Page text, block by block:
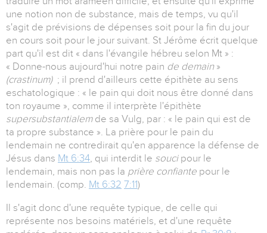
une notion non de substance, mais de temps, vu qu'il
s'agit de prévisions de dépenses soit pour la fin du jour
en cours soit pour le jour suivant. St Jérôme écrit quelque
part qu'il est dit « dans l'évangile hébreu selon Mt » :
« Donne-nous aujourd'hui notre pain de demain»
(crastinum) ; il prend d'ailleurs cette épithète au sens
eschatologique : « le pain qui doit nous être donné dans
ton royaume », comme il interprète l'épithète
supersubstantialem de sa Vulg, par : « le pain qui est de
ta propre substance ». La prière pour le pain du
lendemain ne contredirait qu'en apparence la défense de
Jésus dans Mt 6:34, qui interdit le souci pour le
lendemain, mais non pas la prière confiante pour le
lendemain. (comp. Mt 6:32 7:11)
Il s'agit donc d'une requête typique, de celle qui
représente nos besoins matériels, et d'une requête